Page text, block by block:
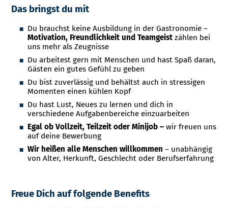
Das bringst du mit
Du brauchst keine Ausbildung in der Gastronomie –
Motivation, Freundlichkeit und Teamgeist zählen bei
uns mehr als Zeugnisse
Du arbeitest gern mit Menschen und hast Spaß daran,
Gästen ein gutes Gefühl zu geben
Du bist zuverlässig und behältst auch in stressigen
Momenten einen kühlen Kopf
Du hast Lust, Neues zu lernen und dich in
verschiedene Aufgabenbereiche einzuarbeiten
Egal ob Vollzeit, Teilzeit oder Minijob – wir freuen uns
auf deine Bewerbung
Wir heißen alle Menschen willkommen – unabhängig
von Alter, Herkunft, Geschlecht oder Berufserfahrung
Freue Dich auf folgende Benefits